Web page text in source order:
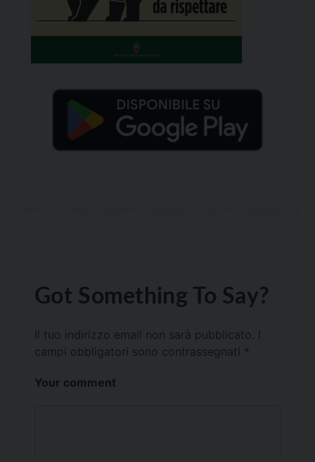
Got Something To Say?
Il tuo indirizzo email non sarà pubblicato.
campi obbligatori sono contrassegnati *
Your comment